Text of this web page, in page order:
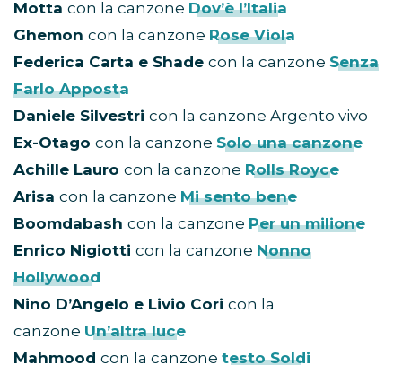
Motta con la canzone Dov’è l’Italia
Ghemon con la canzone Rose Viola
Federica Carta e Shade con la canzone Senza
Farlo Apposta
Daniele Silvestri con la canzone Argento vivo
Ex-Otago con la canzone Solo una canzone
Achille Lauro con la canzone Rolls Royce
Arisa con la canzone Mi sento bene
Boomdabash con la canzone Per un milione
Enrico Nigiotti con la canzone Nonno
Hollywood
Nino D’Angelo e Livio Cori con la
canzone Un’altra luce
Mahmood con la canzone testo Soldi